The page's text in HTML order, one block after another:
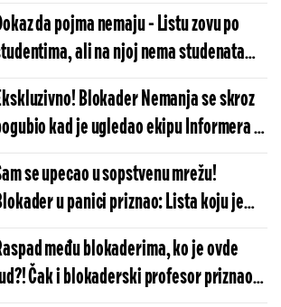
odbraniti! (VIDEO)
da pojma nemaju - Listu zovu po
ali na njoj nema studenata
su nestručni"?! (VIDEO)
Blokader Nemanja se skroz
kad je ugledao ekipu Informera -
istorijsku bežaniju lažnih
pred našim kamerama
VIDEO)
se upecao u sopstvenu mrežu!
u panici priznao: Lista koju je
objavio je stvarno naša (FOTO)
među blokaderima, ko je ovde
Čak i blokaderski profesor priznao: